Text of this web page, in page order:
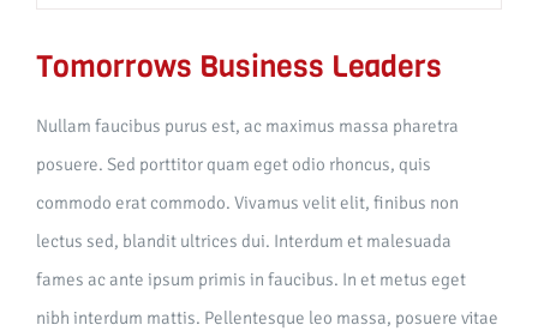
Tomorrows Business Leaders
Nullam faucibus purus est, ac maximus massa pharetra
posuere. Sed porttitor quam eget odio rhoncus, quis
commodo erat commodo. Vivamus velit elit, finibus non
lectus sed, blandit ultrices dui. Interdum et malesuada
fames ac ante ipsum primis in faucibus. In et metus eget
nibh interdum mattis. Pellentesque leo massa, posuere vitae